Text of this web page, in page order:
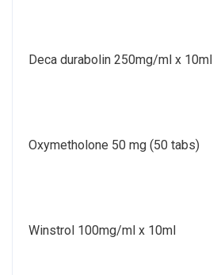
Deca durabolin 250mg/ml x 10ml
Oxymetholone 50 mg (50 tabs)
Winstrol 100mg/ml x 10ml